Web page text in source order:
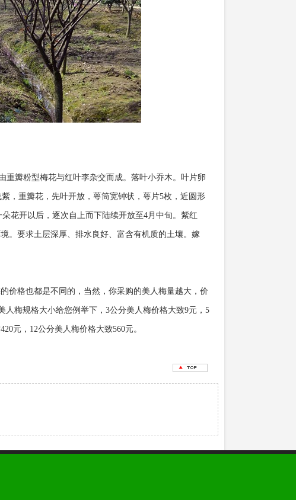
重瓣粉型梅花与红叶李杂交而成。落叶小乔木。叶片卵
，重瓣花，先叶开放，萼筒宽钟状，萼片5枚，近圆形
花开以后，逐次自上而下陆续开放至4月中旬。紫红
。要求土层深厚、排水良好、富含有机质的土壤。嫁
价格也都是不同的，当然，你采购的美人梅量越大，价
梅规格大小给您例举下，3公分美人梅价格大致9元，5
元，12公分美人梅价格大致560元。